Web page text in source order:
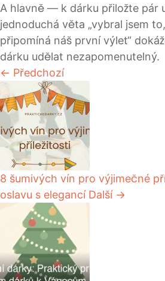
A hlavně — k dárku přiložte pár
jednoduchá věta „vybral jsem
připomíná náš první výlet“
dárku udělat nezapomenutelný.
← Předchozí
8 šumivých vín pro výjimečné
oslavu s elegancí Další →